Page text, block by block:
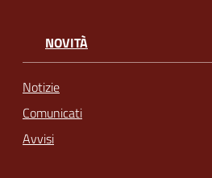
NOVITÀ
Notizie
Comunicati
Avvisi